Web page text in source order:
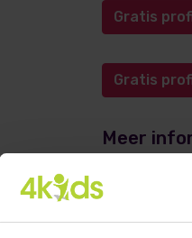
Gratis
Gratis
Meer